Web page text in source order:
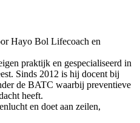
Hayo Bol Lifecoach en
praktijk en gespecialiseerd in
Sinds 2012 is hij docent bij
de BATC waarbij preventieve
heeft.
en doet aan zeilen,